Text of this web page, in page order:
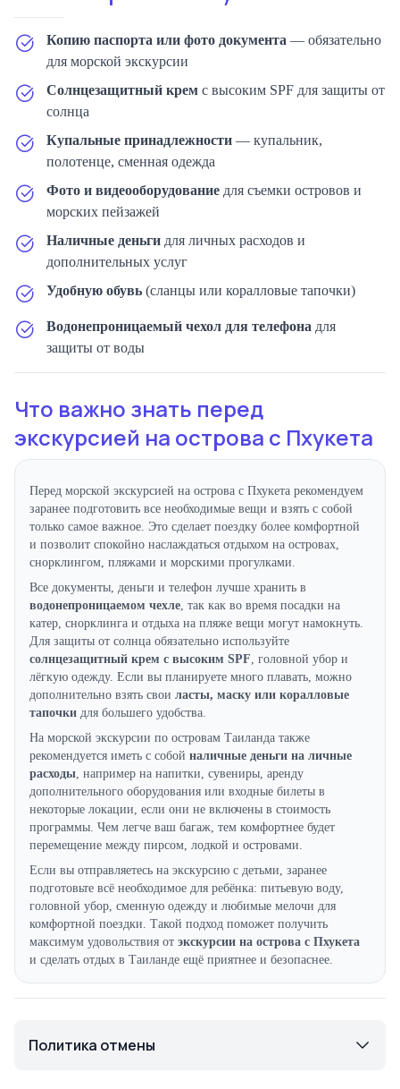
Копию паспорта или фото документа — обязательно
для морской экскурсии
Солнцезащитный крем с высоким SPF для защиты от
солнца
Купальные принадлежности — купальник,
полотенце, сменная одежда
Фото и видеооборудование для съемки островов и
морских пейзажей
Наличные деньги для личных расходов и
дополнительных услуг
Удобную обувь (сланцы или коралловые тапочки)
Водонепроницаемый чехол для телефона для
защиты от воды
Что важно знать перед
экскурсией на острова с Пхукета
Перед морской экскурсией на острова с Пхукета рекомендуем
заранее подготовить все необходимые вещи и взять с собой
только самое важное. Это сделает поездку более комфортной
и позволит спокойно наслаждаться отдыхом на островах,
снорклингом, пляжами и морскими прогулками.
Все документы, деньги и телефон лучше хранить в
водонепроницаемом чехле , так как во время посадки на
катер, снорклинга и отдыха на пляже вещи могут намокнуть.
Для защиты от солнца обязательно используйте
солнцезащитный крем с высоким SPF , головной убор и
лёгкую одежду. Если вы планируете много плавать, можно
дополнительно взять свои ласты, маску или коралловые
тапочки для большего удобства.
На морской экскурсии по островам Таиланда также
рекомендуется иметь с собой наличные деньги на личные
расходы , например на напитки, сувениры, аренду
дополнительного оборудования или входные билеты в
некоторые локации, если они не включены в стоимость
программы. Чем легче ваш багаж, тем комфортнее будет
перемещение между пирсом, лодкой и островами.
Если вы отправляетесь на экскурсию с детьми, заранее
подготовьте всё необходимое для ребёнка: питьевую воду,
головной убор, сменную одежду и любимые мелочи для
комфортной поездки. Такой подход поможет получить
максимум удовольствия от экскурсии на острова с Пхукета
и сделать отдых в Таиланде ещё приятнее и безопаснее.
Политика отмены